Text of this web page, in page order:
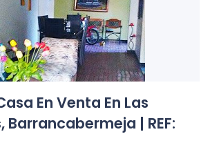
En Venta En Las
Barrancabermeja | REF: